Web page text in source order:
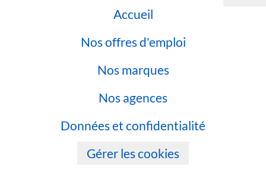
Accueil
Nos offres d'emploi
Nos marques
Nos agences
Données et confidentialité
Gérer les cookies